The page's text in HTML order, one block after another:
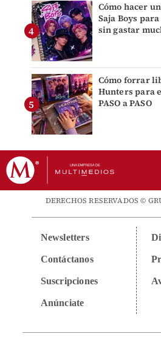
Cómo hacer
Saja Boys
sin gastar
Cómo forrar
Hunters para
PASO a PASO
DERECHOS RESERVADOS ©
Newsletters
Contáctanos
Suscripciones
Anúnciate